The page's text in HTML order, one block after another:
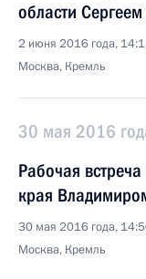
области
2 июня 2016 года,
Москва, Кремль
30 мая 2016
Рабочая
края
30 мая 2016 года,
Москва, Кремль